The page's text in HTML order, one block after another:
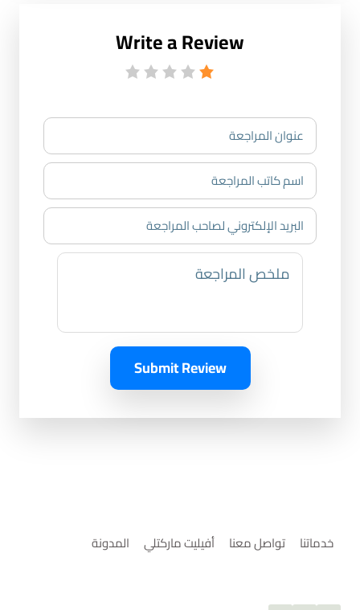
Write a Review
Submit Review
خدماتنا تواصل معنا أفيليت ماركتلي المدونة